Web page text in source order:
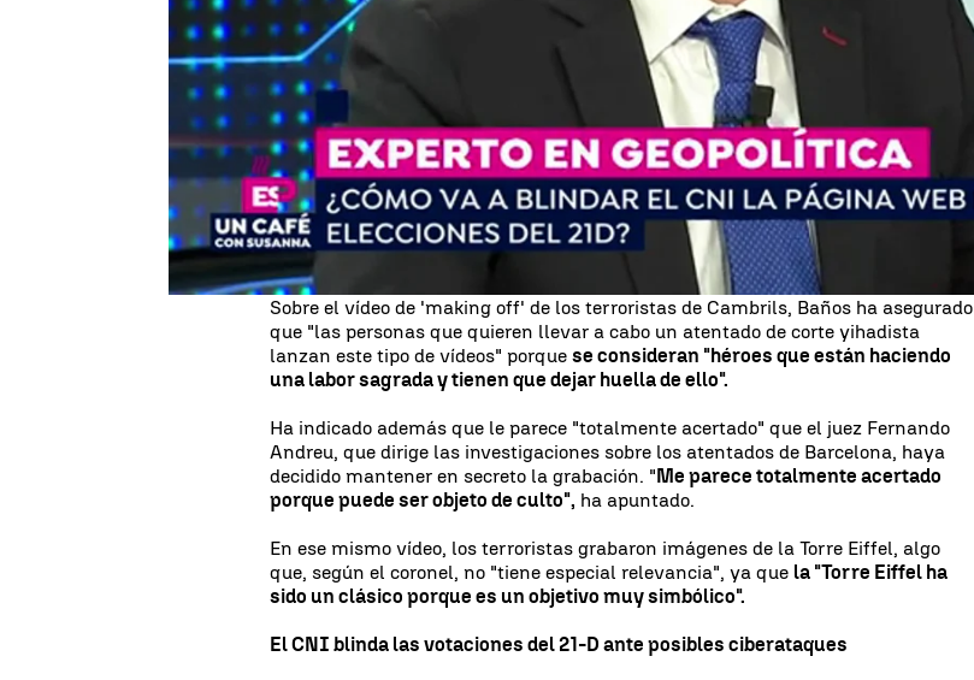
El coronel Pedro Baños ha aclarado que el vídeo difundido por el Ministerio del
Interior, en el que se dan las recomendaciones básicas de qué hacer y cómo
comportarse en un atentado yihadista, no responde a ninguna amenaza
concreta. "No hay ningún riesgo especial pero el periodo navideño es muy goloso
para los terroristas", ha señalado.
En una entrevista en Espejo Público, el coronel ha indicado que "este periodo
puede ser muy atractivo en el contexto internacional" y quelos terroristas "van
a seguir intentando" atentar en Europa.
Sobre el vídeo de 'making off' de los terroristas de Cambrils, Baños ha asegurado
que "las personas que quieren llevar a cabo un atentado de corte yihadista
lanzan este tipo de vídeos" porquese consideran "héroes que están haciendo
una labor sagrada y tienen que dejar huella de ello".
Ha indicado además que le parece "totalmente acertado" que el juez Fernando
Andreu, que dirige las investigaciones sobre los atentados de Barcelona, haya
decidido mantener en secreto la grabación. "Me parece totalmente acertado
porque puede ser objeto de culto", ha apuntado.
En ese mismo vídeo, los terroristas grabaron imágenes de la Torre Eiffel, algo
que, según el coronel, no "tiene especial relevancia", ya que la "Torre Eiffel ha
sido un clásico porque es un objetivo muy simbólico".
El CNI blinda las votaciones del 21-D ante posibles ciberataques